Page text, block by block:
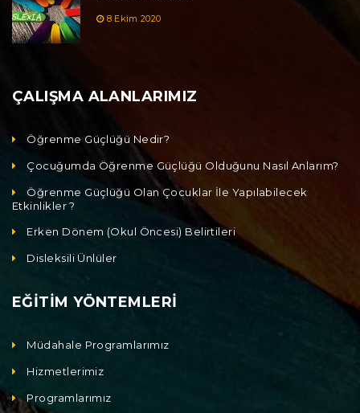
8 Ekim 2020
ÇALIŞMA ALANLARIMIZ
Öğrenme Güçlüğü Nedir?
Çocuğumda Öğrenme Güçlüğü Olduğunu Nasıl Anlarım?
Öğrenme Güçlüğü Olan Çocuklar İle Yapılabilecek
Etkinlikler ?
Erken Dönem (Okul Öncesi) Belirtileri
Disleksili Ünlüler
EĞİTİM YÖNTEMLERİ
Müdahale Programlarımız
Hizmetlerimiz
Programlarımız